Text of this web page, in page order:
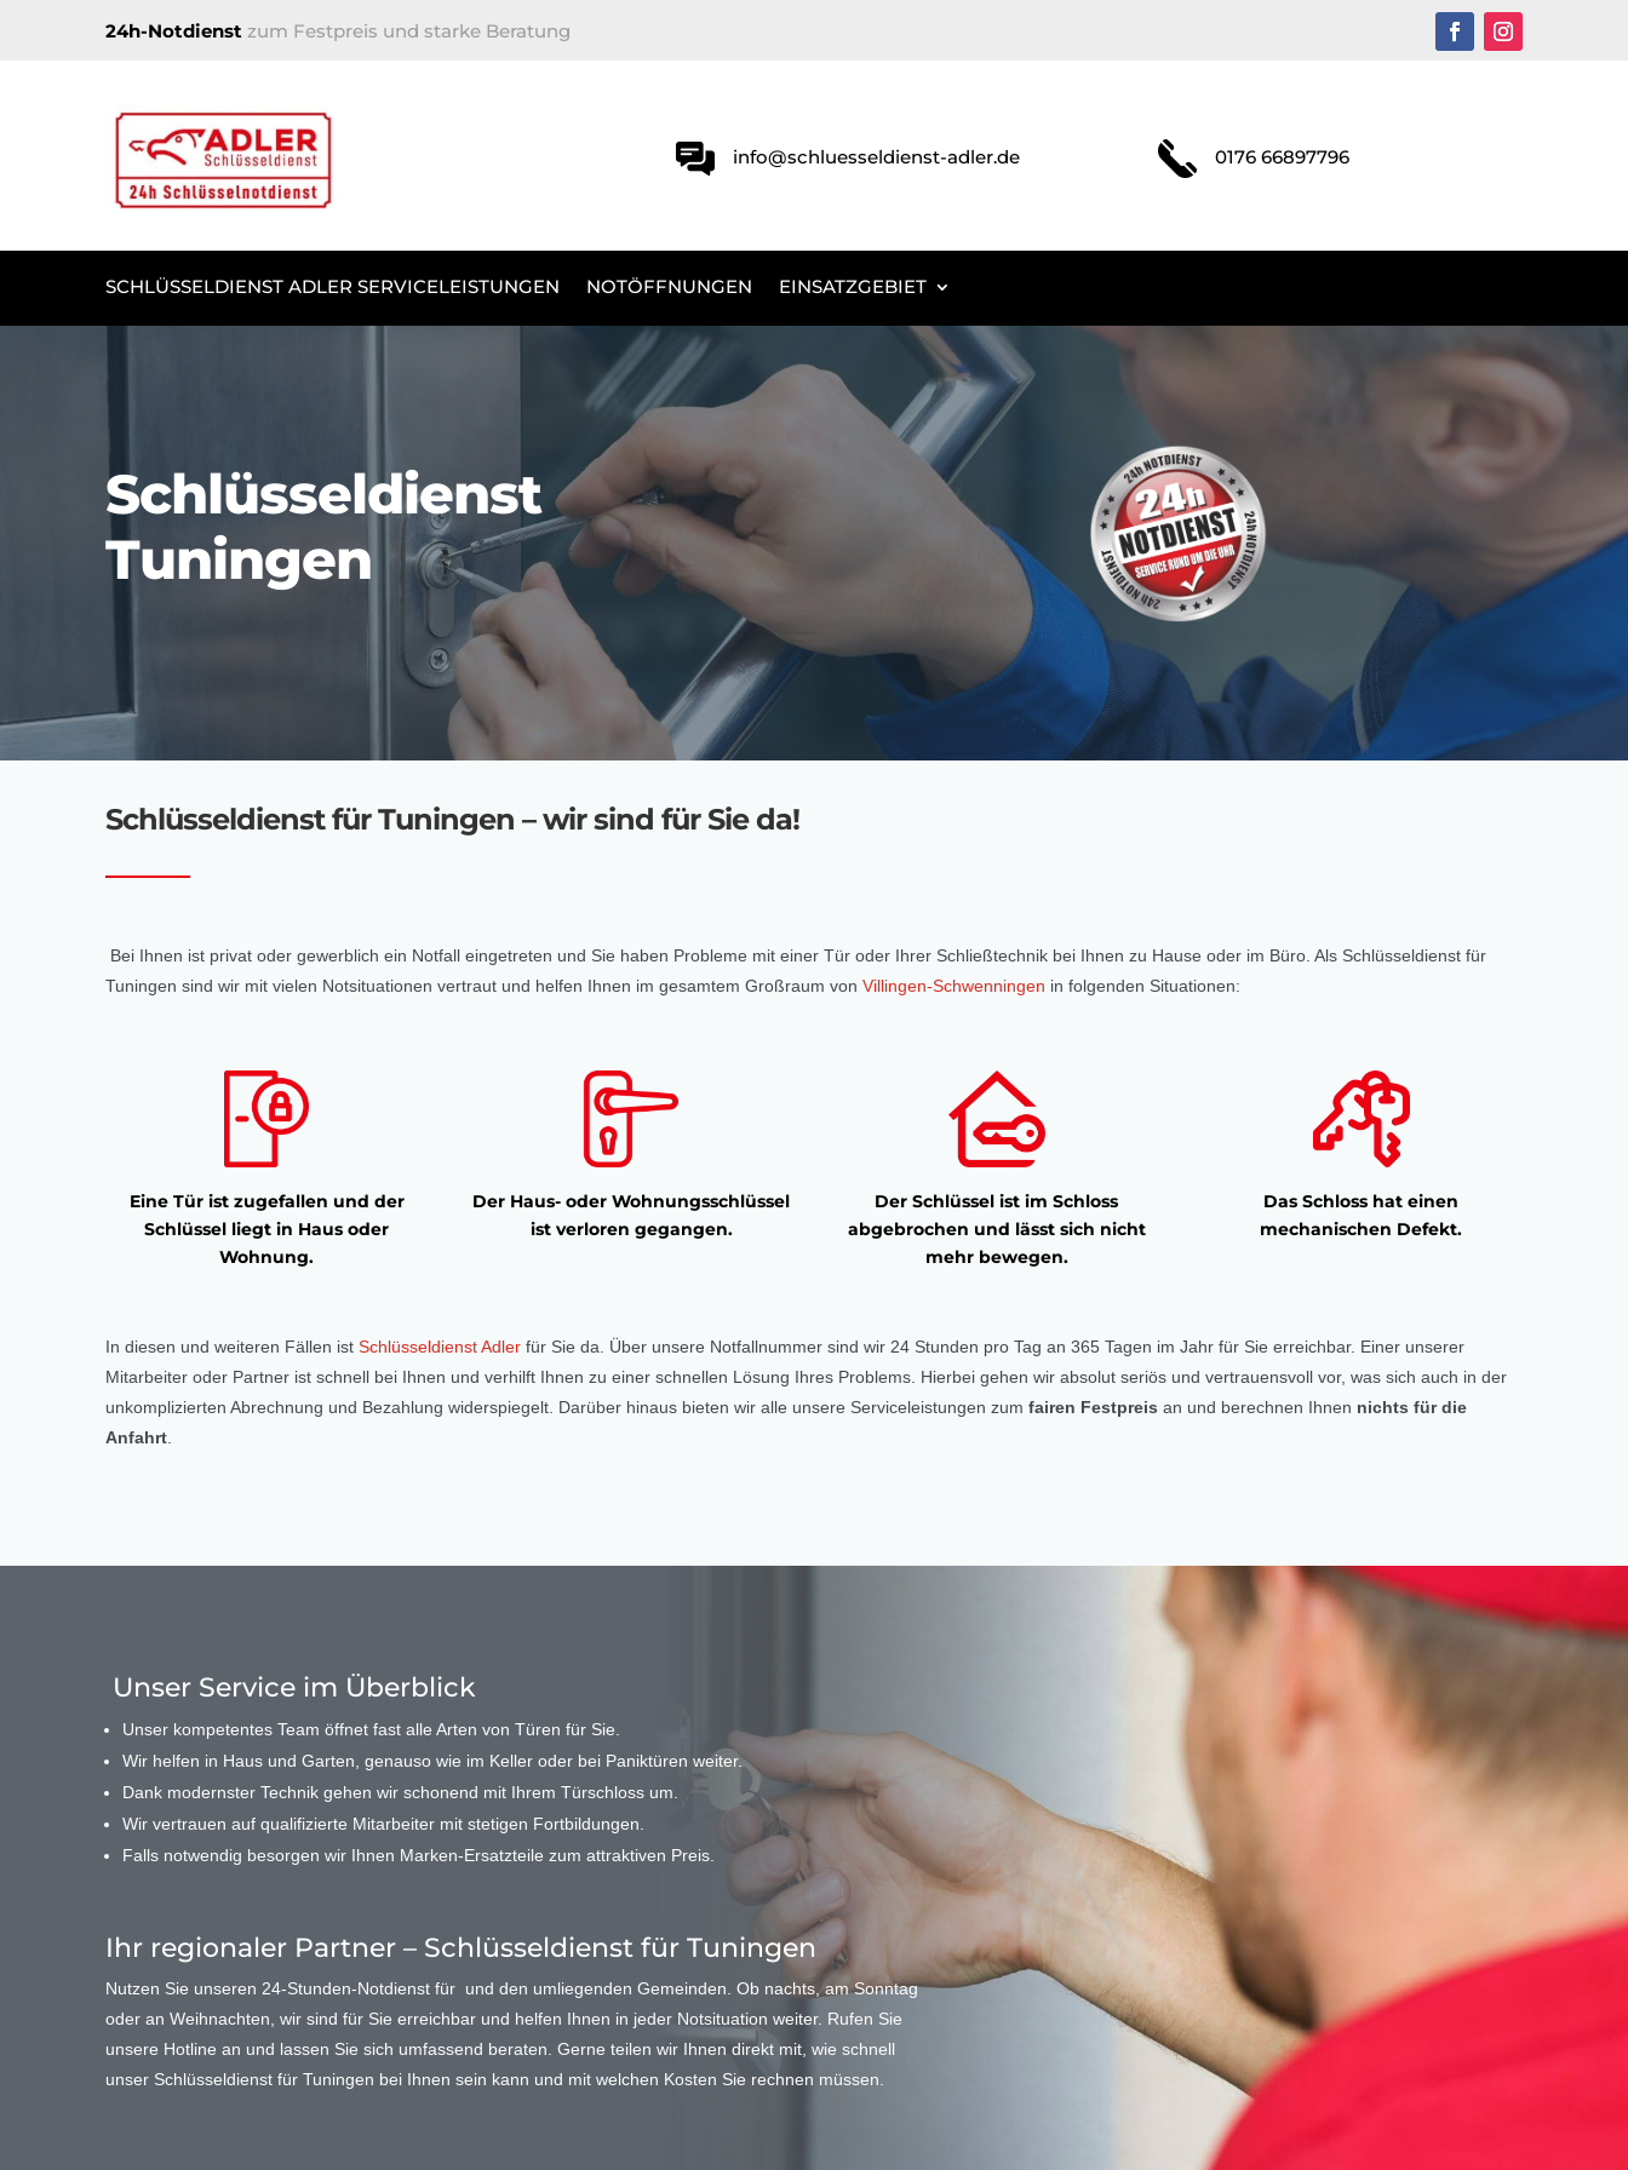
24h-Notdienst zum Festpreis und starke Beratung
info@schluesseldienst-adler.de 0176 66897796
SCHLÜSSELDIENST ADLER SERVICELEISTUNGEN NOTÖFFNUNGEN EINSATZGEBIET
Schlüsseldienst
Tuningen
Schlüsseldienst für Tuningen – wir sind für Sie da!
Bei Ihnen ist privat oder gewerblich ein Notfall eingetreten und Sie haben Probleme mit einer Tür oder Ihrer Schließtechnik bei Ihnen zu Hause oder im Büro. Als Schlüsseldienst für
Tuningen sind wir mit vielen Notsituationen vertraut und helfen Ihnen im gesamtem Großraum von Villingen-Schwenningen in folgenden Situationen:
Eine Tür ist zugefallen und der
Schlüssel liegt in Haus oder
Wohnung.
Der Haus- oder Wohnungsschlüssel
ist verloren gegangen.
Der Schlüssel ist im Schloss
abgebrochen und lässt sich nicht
mehr bewegen.
Das Schloss hat einen
mechanischen Defekt.
In diesen und weiteren Fällen ist Schlüsseldienst Adler für Sie da. Über unsere Notfallnummer sind wir 24 Stunden pro Tag an 365 Tagen im Jahr für Sie erreichbar. Einer unserer
Mitarbeiter oder Partner ist schnell bei Ihnen und verhilft Ihnen zu einer schnellen Lösung Ihres Problems. Hierbei gehen wir absolut seriös und vertrauensvoll vor, was sich auch in der
unkomplizierten Abrechnung und Bezahlung widerspiegelt. Darüber hinaus bieten wir alle unsere Serviceleistungen zum fairen Festpreis an und berechnen Ihnen nichts für die
Anfahrt
Unser Service im Überblick
Unser kompetentes Team öffnet fast alle Arten von Türen für Sie.
Wir helfen in Haus und Garten, genauso wie im Keller oder bei Paniktüren weiter.
Dank modernster Technik gehen wir schonend mit Ihrem Türschloss um.
Wir vertrauen auf qualifizierte Mitarbeiter mit stetigen Fortbildungen.
Falls notwendig besorgen wir Ihnen Marken-Ersatzteile zum attraktiven Preis.
Ihr regionaler Partner – Schlüsseldienst für Tuningen
Nutzen Sie unseren 24-Stunden-Notdienst für und den umliegenden Gemeinden. Ob nachts, am Sonntag
oder an Weihnachten, wir sind für Sie erreichbar und helfen Ihnen in jeder Notsituation weiter. Rufen Sie
unsere Hotline an und lassen Sie sich umfassend beraten. Gerne teilen wir Ihnen direkt mit, wie schnell
unser Schlüsseldienst für Tuningen bei Ihnen sein kann und mit welchen Kosten Sie rechnen müssen.